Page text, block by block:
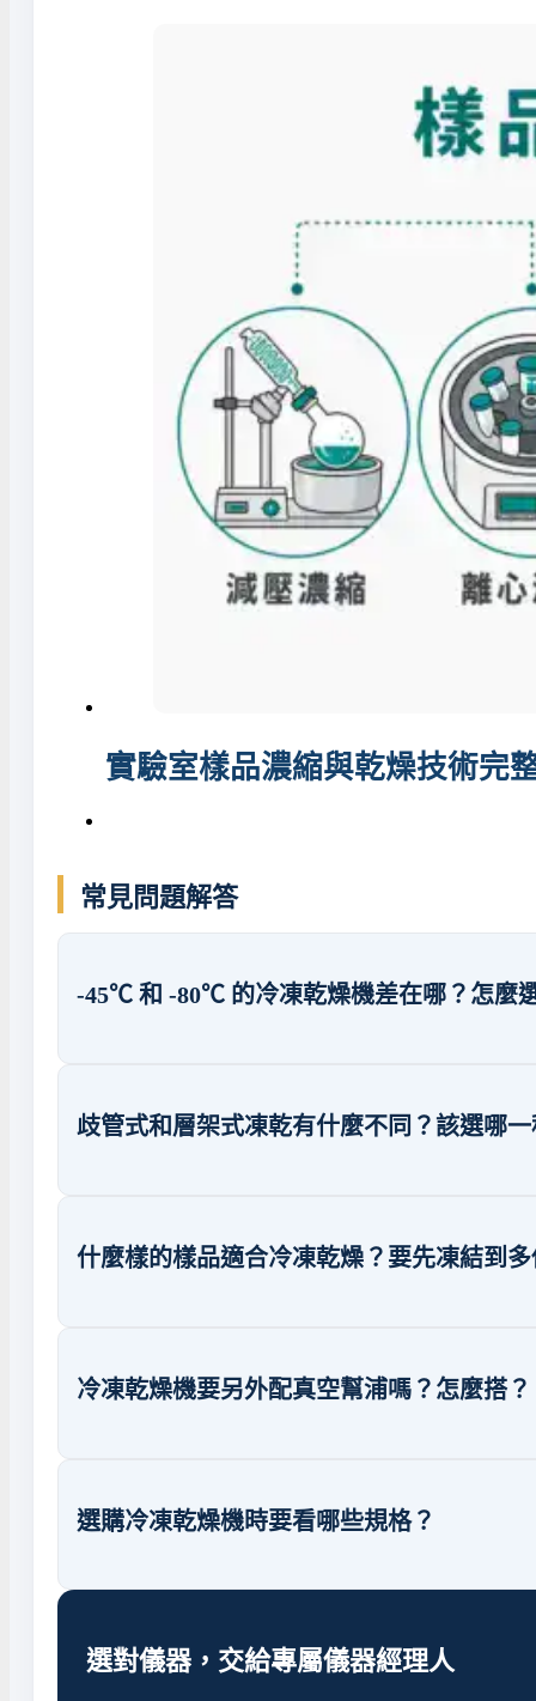
實驗室樣品濃縮與乾燥技術完
常見問題解答
-45℃ 和 -80℃ 的冷凍乾燥機差在哪？怎麼
歧管式和層架式凍乾有什麼不同？該選哪
什麼樣的樣品適合冷凍乾燥？要先凍結到
冷凍乾燥機要另外配真空幫浦嗎？怎麼搭？
選購冷凍乾燥機時要看哪些規格？
選對儀器，交給專屬儀器經理人